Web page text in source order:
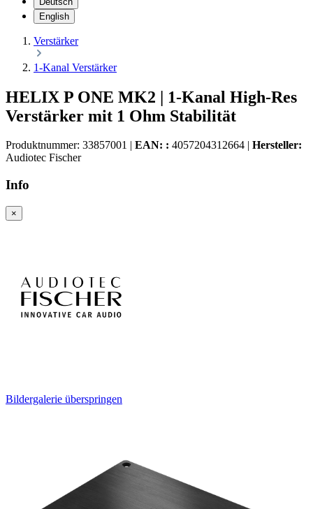
English
Verstärker
1-Kanal Verstärker
HELIX P ONE MK2 | 1-Kanal High-Res
Verstärker mit 1 Ohm Stabilität
Produktnummer: 33857001 EAN: : 4057204312664
Hersteller:
Audiotec Fischer
Info
×
Bildergalerie überspringen